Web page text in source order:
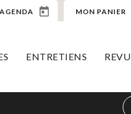
AGENDA MON PANIER
ENTRETIENS